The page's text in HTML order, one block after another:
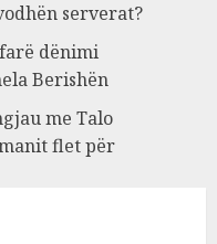
serverat?
dënimi
Berishën
me Talo
flet për